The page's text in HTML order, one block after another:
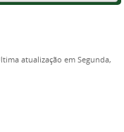
atualização em Segunda,